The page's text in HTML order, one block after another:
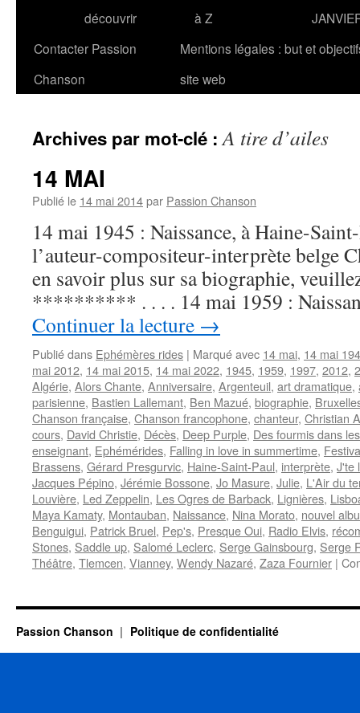
découvrir
à Z
Contacter Passion
Chanson
Mentions légales : but et
site web
Archives par mot-clé :A tire d’ailes
14 MAI
Publié le 14 mai 2014par Passion Chanson
14 mai 1945 : Naissance, à Haine-
l’auteur-compositeur-interprète belge
en savoir plus sur sa biographie,
********** . . . . 14 mai 1959 :
Continuer la lecture →
Publié dans Ephémères rides | Marqué avec 14 mai, 14 mai
mai 2012, 14 mai 2015, 14 mai 2022, 1945, 1959, 1997, 2012,
Algérie, Alors Chante, Anniversaire, Argenteuil, art dramatique,
parisienne, Bastien Lallemant, Ben Mazué, biographie,
Chanson française, Chanson francophone, chanteur, Christian
cours, David Christie, Décès, Deep Purple, Des fourmis dans
enseignant, Ephémérides, Falling in love in summertime,
Brassens, Gérard Presgurvic, Haine-Saint-Paul, interprète, J'te
Jacques Pépino, Jérémie Bossone, Jo Masure, Julie, L'Air du
Louvière, Led Zeppelin, Les Ogres de Barback, Lignières,
Maya Kamaty, Montauban, Naissance, Nina Morato, nouvel
Benguigui, Patrick Bruel, Pep's, Presque Oui, Radio Elvis,
Stones, Saddle up, Salomé Leclerc, Serge Gainsbourg, Serge
Théâtre, Tlemcen, Vianney, Wendy Nazaré, Zaza Fournier |
Passion Chanson Politique de confidentialité